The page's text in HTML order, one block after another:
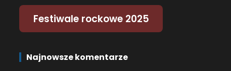
Festiwale rockowe 2025
Najnowsze komentarze